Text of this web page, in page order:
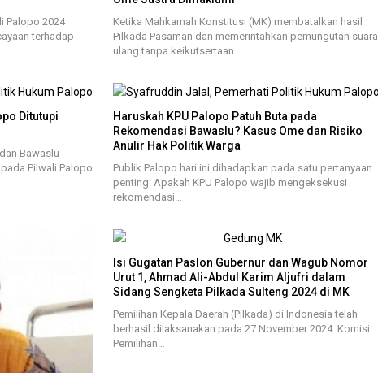
Palopo 2024
terhadap
Ketika Mahkamah Konstitusi (MK) membatalkan hasil
Pilkada Pasaman dan memerintahkan pemungutan suara
ulang tanpa keikutsertaan…
Ditutupi
Bawaslu
Pilwali Palopo
Haruskah KPU Palopo Patuh Buta pada
Rekomendasi Bawaslu? Kasus Ome dan Risiko
Anulir Hak Politik Warga
Publik Palopo hari ini dihadapkan pada satu pertanyaan
penting: Apakah KPU Palopo wajib mengeksekusi
rekomendasi…
Isi Gugatan Paslon Gubernur dan Wagub Nomor
Urut 1, Ahmad Ali-Abdul Karim Aljufri dalam
Sidang Sengketa Pilkada Sulteng 2024 di MK
Pemilihan Kepala Daerah (Pilkada) di Indonesia telah
berhasil dilaksanakan pada 27 November 2024. Komisi
Pemilihan…